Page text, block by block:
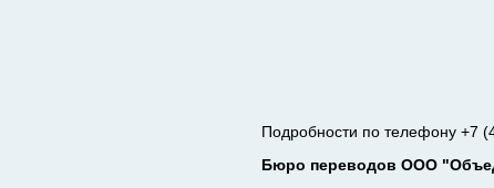
Подробности по телефону +7
Бюро переводов ООО